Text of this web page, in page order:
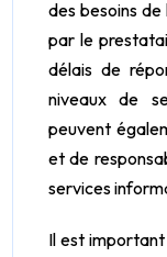
des besoins
par le
délais de
niveaux de
peuvent
et de
services
Il est